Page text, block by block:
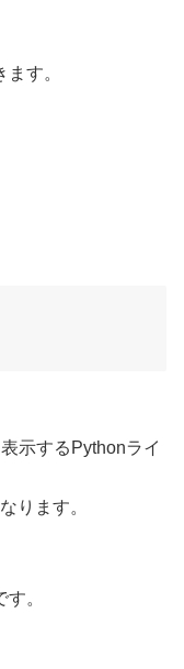
す。
示するPythonライ
ります。
。